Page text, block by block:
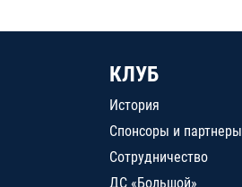
КЛУБ
История
Спонсоры и партнеры
Сотрудничество
ДС «Большой»